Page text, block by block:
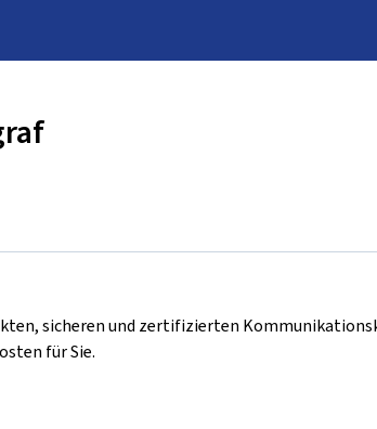
sicheren und zertifizierten
für Sie.